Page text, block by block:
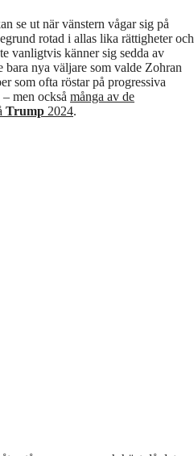
se ut när vänstern vågar sig på
rotad i allas lika rättigheter och
vanligtvis känner sig sedda av
nya väljare som valde Zohran
som ofta röstar på progressiva
men också många av de
Trump 2024.